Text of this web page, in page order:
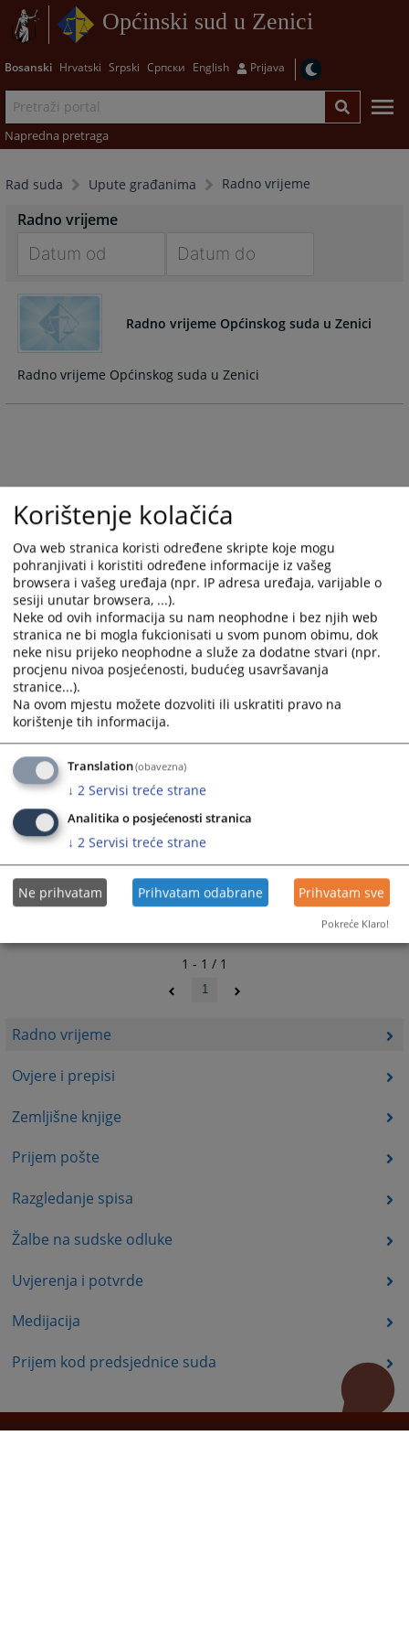
Općinski sud u Zenici
Bosanski Hrvatski Srpski Српски English Prijava
Napredna pretraga
Rad suda Upute građanima Radno vrijeme
Radno vrijeme
Ovjere i prepisi
Zemljišne knjige
Prijem pošte
Razgledanje spisa
Žalbe na sudske odluke
Uvjerenja i potvrde
Medijacija
Prijem kod predsjednice suda
Radno vrijeme
forward
interact
the
calendar
date.
Press
the
question
mark
key
to
get
the
keyboard
shortcuts
for
changing
dates.
to
the
calendar
date.
Press
the
question
mark
key
to
get
the
keyboard
for
changing
dates.
Radno vrijeme Općinskog suda u Zenici
Radno vrijeme Općinskog suda u Zenici
1 - 1 / 1
1
Korištenje kolačića
Ova web stranica koristi određene skripte koje mogu
pohranjivati i koristiti određene informacije iz vašeg
browsera i vašeg uređaja (npr. IP adresa uređaja, varijable o
sesiji unutar browsera, ...).
Neke od ovih informacija su nam neophodne i bez njih web
stranica ne bi mogla fukcionisati u svom punom obimu, dok
neke nisu prijeko neophodne a služe za dodatne stvari (npr.
procjenu nivoa posjećenosti, budućeg usavršavanja
stranice...).
Na ovom mjestu možete dozvoliti ili uskratiti pravo na
korištenje tih informacija.
Translation(obavezna)
↓ 2 Servisi treće strane
Analitika o posjećenosti stranica
↓ 2 Servisi treće strane
Ne prihvatam Prihvatam odabrane Prihvatam sve
Pokreće Klaro!